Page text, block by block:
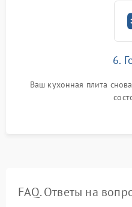
6.
Ваш кухонная плита
FAQ. Ответы на